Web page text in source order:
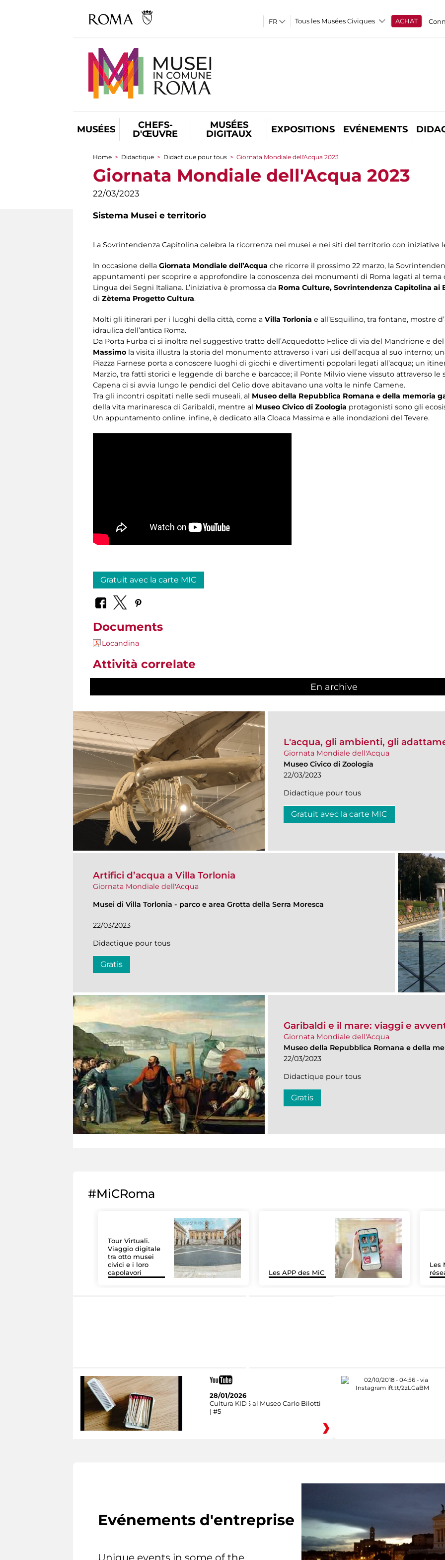
Tous les Musées Civiques ACHAT
MUSÉES
CHEFS-
D'ŒUVRE
MUSÉES
DIGITAUX
EXPOSITIONS EVÉNEMENTS
You are here
Home > Didactique > Didactique pour tous > Giornata Mondiale dell'Acqua 2023
Giornata Mondiale dell'Acqua 2023
22/03/2023
Sistema Musei e territorio
La Sovrintendenza Capitolina celebra la ricorrenza nei musei e nei siti del territorio con iniziative
In occasione della Giornata Mondiale dell’Acqua che ricorre il prossimo 22 marzo, la
appuntamenti per scoprire e approfondire la conoscenza dei monumenti di Roma legati al tema
Lingua dei Segni Italiana. L’iniziativa è promossa da Roma Culture, Sovrintendenza Capitolina ai
di Zètema Progetto Cultura.
Molti gli itinerari per i luoghi della città, come a Villa Torlonia e all’Esquilino, tra fontane, mostre
idraulica dell’antica Roma.
Da Porta Furba ci si inoltra nel suggestivo tratto dell’Acquedotto Felice di via del Mandrione e
Massimo la visita illustra la storia del monumento attraverso i vari usi dell’acqua al suo interno;
Piazza Farnese porta a conoscere luoghi di giochi e divertimenti popolari legati all’acqua; un
Marzio, tra fatti storici e leggende di barche e barcacce; il Ponte Milvio viene vissuto attraverso le
Capena ci si avvia lungo le pendici del Celio dove abitavano una volta le ninfe Camene.
Tra gli incontri ospitati nelle sedi museali, al Museo della Repubblica Romana e della memoria
della vita marinaresca di Garibaldi, mentre al Museo Civico di Zoologia protagonisti sono gli
Un appuntamento online, infine, è dedicato alla Cloaca Massima e alle inondazioni del Tevere.
Gratuit avec la carte MIC
Documents
Locandina
Attività correlate
En archive
L'acqua, gli ambienti, gli
Giornata Mondiale dell'Acqua
Museo Civico di Zoologia
22/03/2023
Didactique pour tous
Gratuit avec la carte MIC
Artifici d’acqua a Villa Torlonia
Giornata Mondiale dell'Acqua
Musei di Villa Torlonia - parco e area Grotta della Serra Moresca
22/03/2023
Didactique pour tous
Gratis
Garibaldi e il mare: viaggi e
Giornata Mondiale dell'Acqua
Museo della Repubblica Romana e della
22/03/2023
Didactique pour tous
Gratis
#MiCRoma
Tour Virtuali.
Viaggio digitale
tra otto musei
civici e i loro
capolavori
Les APP des MiC
Les
28/01/2026
Cultura KIDS al Museo Carlo Bilotti
| #5
Evénements d'entreprise
Unique events in some of the